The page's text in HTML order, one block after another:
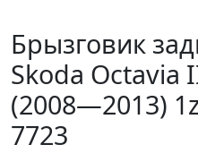
Брызговик
Skoda Octavia
(2008—2013)
7723